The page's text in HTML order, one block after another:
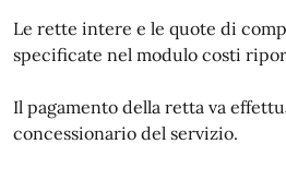
Le rette intere e le quote di
specificate nel modulo costi
Il pagamento della retta va
concessionario del servizio.